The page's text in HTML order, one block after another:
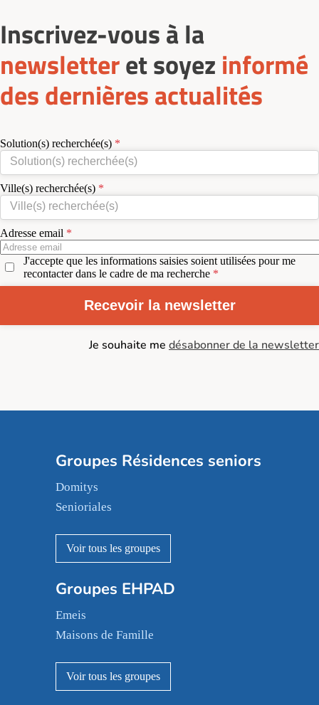
Inscrivez-vous à la
newsletteret soyez informé
des dernières actualités
Solution(s) recherchée(s)
Ville(s) recherchée(s)
Adresse email
J'accepte que les informations saisies soient utilisées pour me
recontacter dans le cadre de ma recherche
Recevoir la newsletter
Je souhaite me désabonner de la newsletter
Groupes Résidences seniors
Domitys
Senioriales
Les Résidentiels
Ovelia
Mobicap
Aquarelia
Nexity edenea
Groupes EHPAD
Emeis
Maisons de Famille
Emera
Colisée